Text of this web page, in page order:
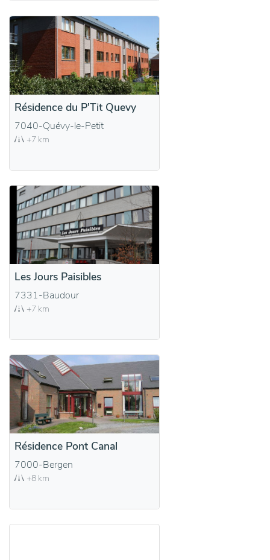
Résidence du P'Tit Quevy
7040-Quévy-le-Petit
+7 km
Les Jours Paisibles
7331-Baudour
+7 km
Résidence Pont Canal
7000-Bergen
+8 km